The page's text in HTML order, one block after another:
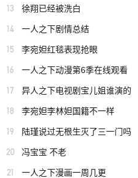
13 徐翔已经被洗白
14 一人之下剧情总结
15 李宛妲红毯表现抢眼
16 一人之下动漫第6季在线观看
17 异人之下电视剧宝儿姐谁演的
18 李宛妲李林妲国籍不一样
19 陆瑾说过无根生灭了三一门吗
20 冯宝宝 不老
21 一人之下漫画一周几更